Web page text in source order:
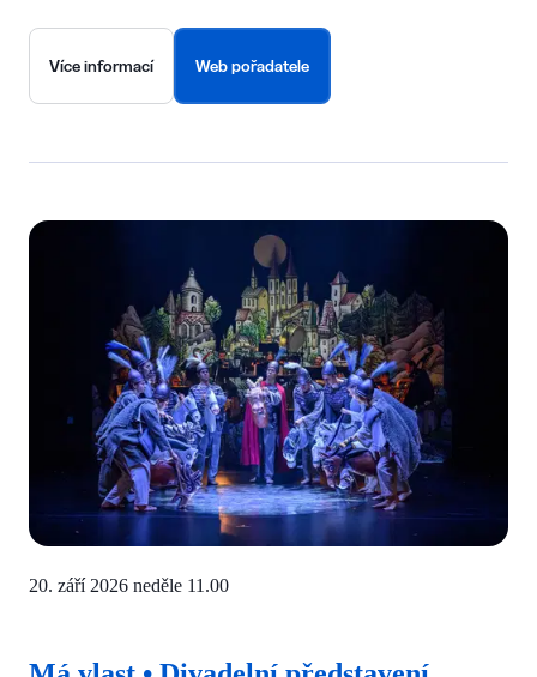
Více informací Web pořadatele
20. září 2026 neděle 11.00